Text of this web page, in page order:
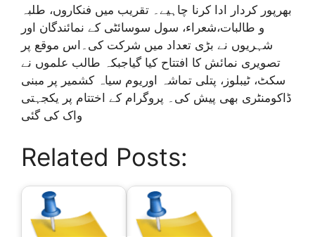
بھرپور کردار ادا کرنا چاہیے۔ تقریب میں فنکاروں، طلبہ
و طالبات،شعراء، سول سوسائٹی کے نمائندگان اور
شہریوں نے بڑی تعداد میں شرکت کی۔اس موقع پر
تصویری نمائش کا افتتاح کیا گیاجبکہ طالب علموں نے
سکٹ، ٹیبلوز، پتلی تماشہ اوریوم سیاہ کشمیر پر مبنی
ڈاکومنٹری بھی پیش کی۔ پروگرام کے اختتام پر یکجہتی
واک کی گئی
Related Posts: